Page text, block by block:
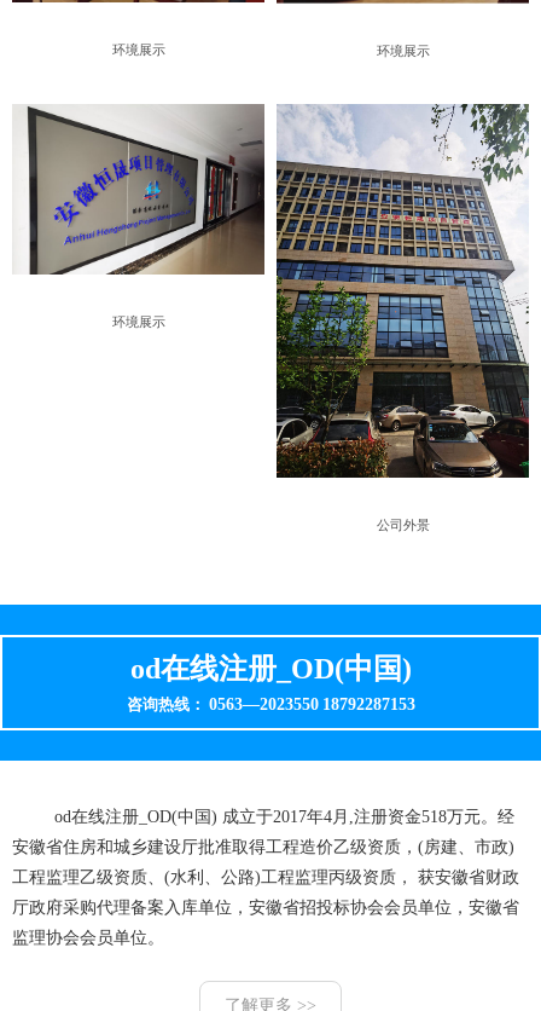
环境展示 环境展示
环境展示
公司外景
od在线注册_OD(中国)
咨询热线： 0563—2023550 18792287153
od在线注册_OD(中国) 成立于2017年4月,注册资金518万元。经
安徽省住房和城乡建设厅批准取得工程造价乙级资质，(房建、市政)
工程监理乙级资质、(水利、公路)工程监理丙级资质， 获安徽省财政
厅政府采购代理备案入库单位，安徽省招投标协会会员单位，安徽省
监理协会会员单位。
了解更多 >>